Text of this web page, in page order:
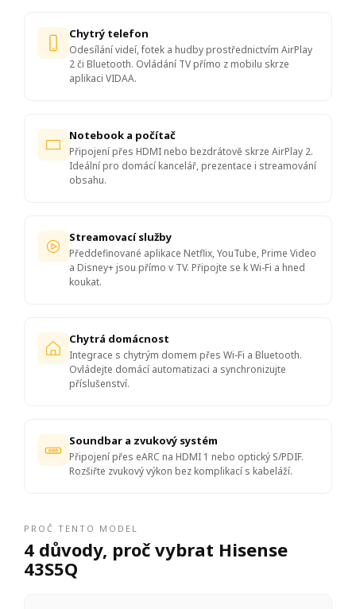
Chytrý telefon
Odesílání videí, fotek a hudby prostřednictvím AirPlay
2 či Bluetooth. Ovládání TV přímo z mobilu skrze
aplikaci VIDAA.
Notebook a počítač
Připojení přes HDMI nebo bezdrátově skrze AirPlay 2.
Ideální pro domácí kancelář, prezentace i streamování
obsahu.
Streamovací služby
Předdefinované aplikace Netflix, YouTube, Prime Video
a Disney+ jsou přímo v TV. Připojte se k Wi-Fi a hned
koukat.
Chytrá domácnost
Integrace s chytrým domem přes Wi-Fi a Bluetooth.
Ovládejte domácí automatizaci a synchronizujte
příslušenství.
Soundbar a zvukový systém
Připojení přes eARC na HDMI 1 nebo optický S/PDIF.
Rozšiřte zvukový výkon bez komplikací s kabeláží.
PROČ TENTO MODEL
4 důvody, proč vybrat Hisense
43S5Q